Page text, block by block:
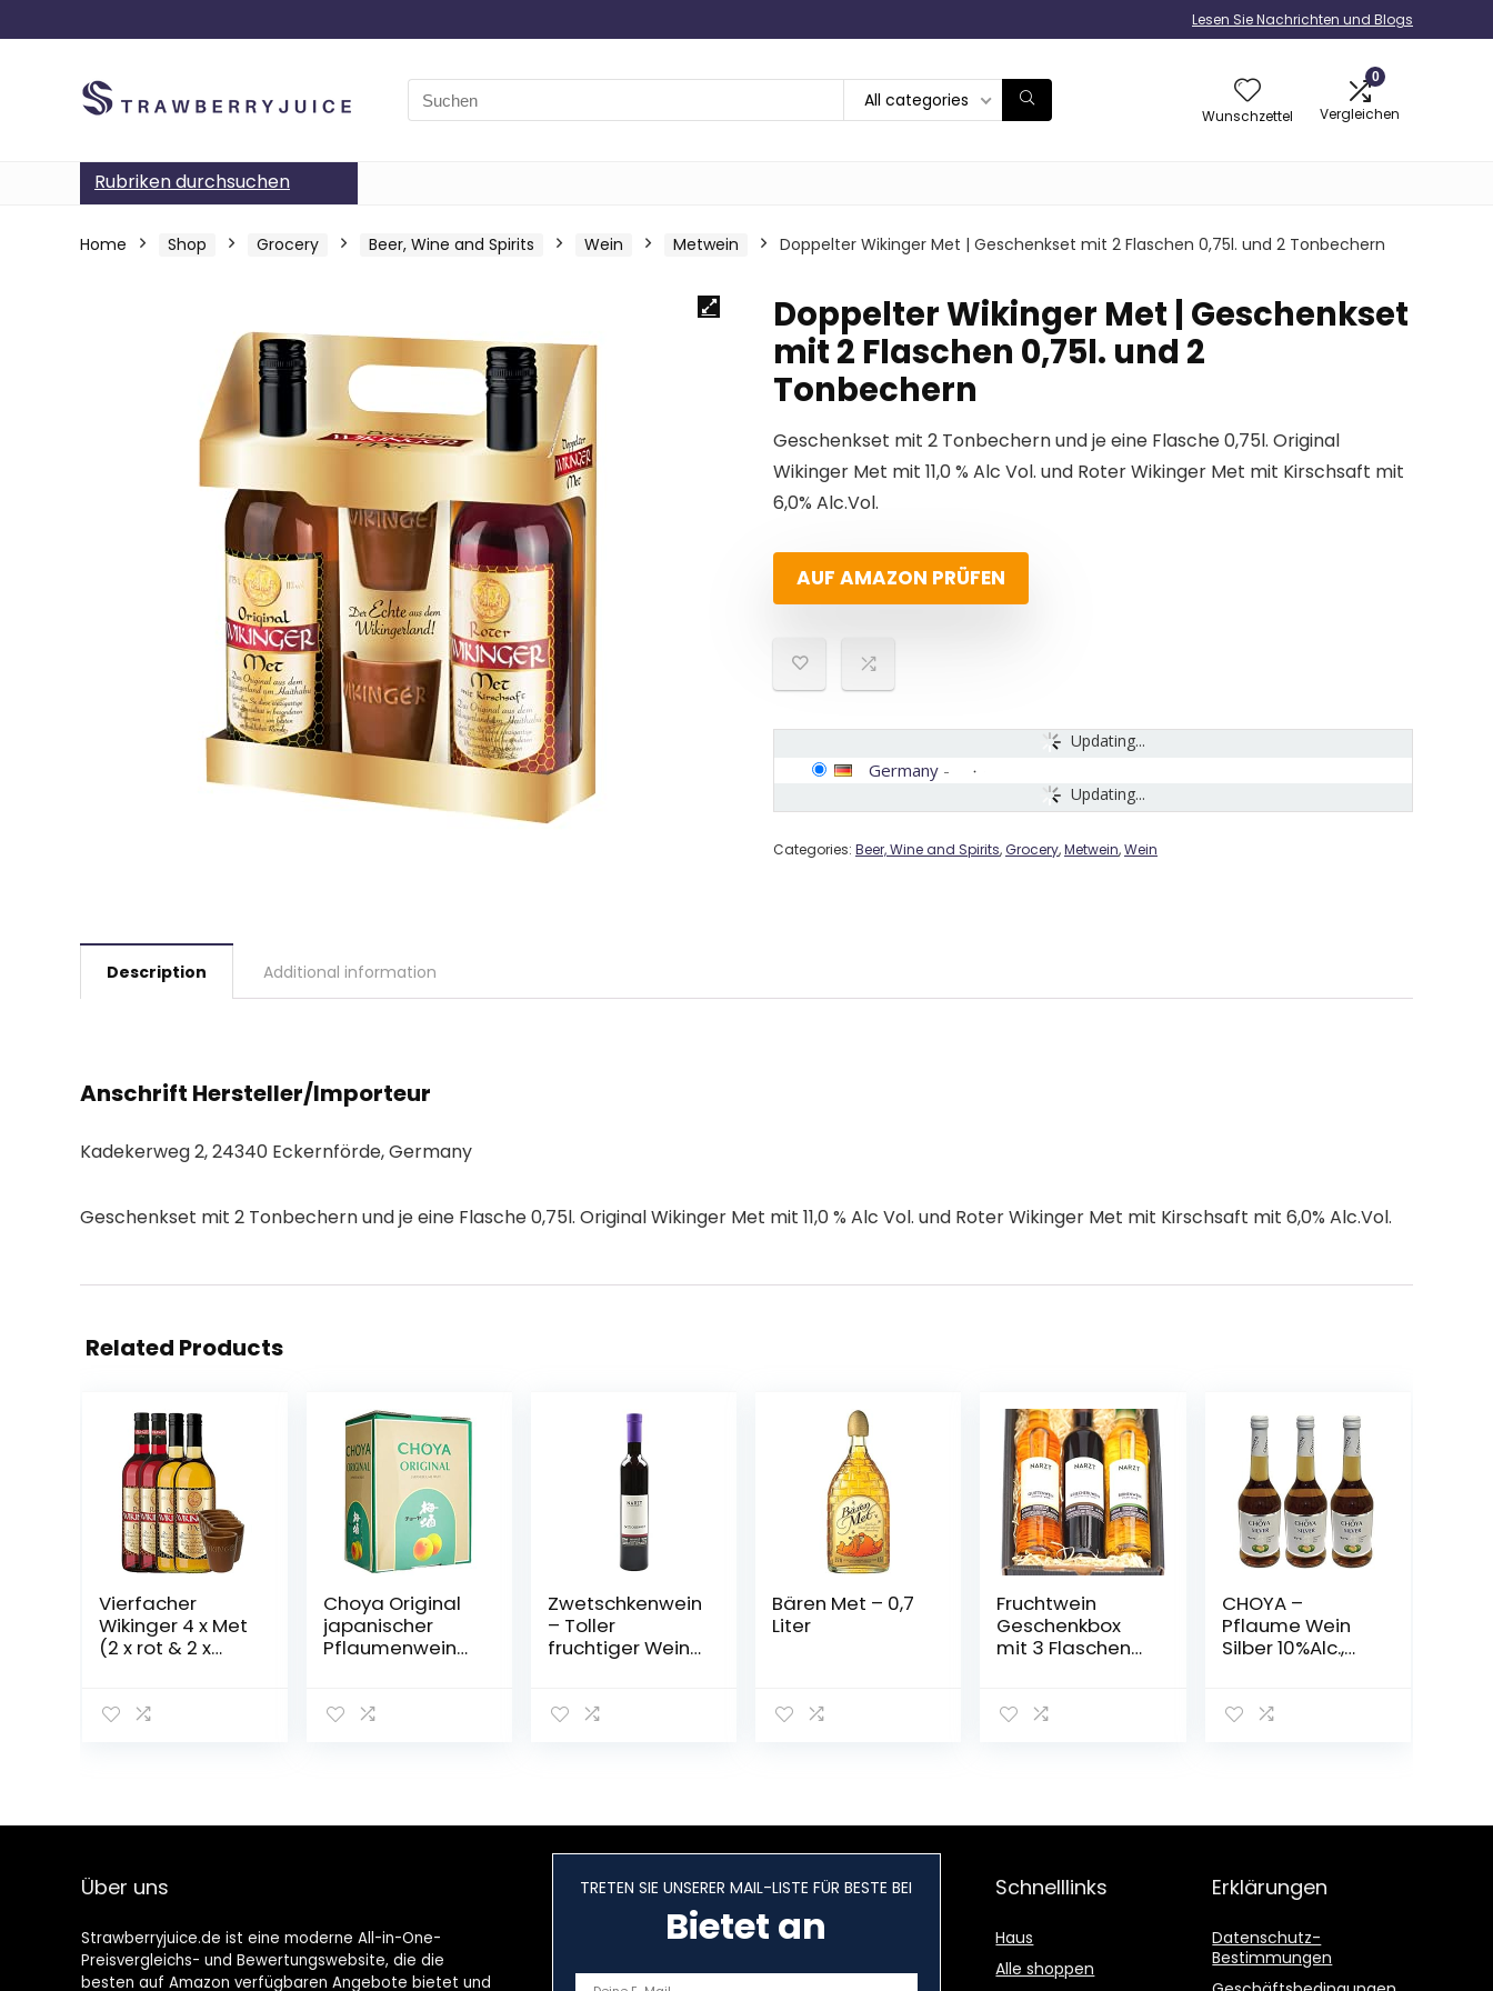
Lesen Sie Nachrichten und Blogs
Search
for:
All categories
Wunschzettel
0
Vergleichen
Rubriken durchsuchen
Home Shop Grocery Beer, Wine and Spirits Wein Metwein Doppelter Wikinger Met | Geschenkset mit 2 Flaschen 0,75l. und 2 Tonbechern
Doppelter Wikinger Met | Geschenkset
mit 2 Flaschen 0,75l. und 2
Tonbechern
Geschenkset mit 2 Tonbechern und je eine Flasche 0,75l. Original
Wikinger Met mit 11,0 % Alc Vol. und Roter Wikinger Met mit Kirschsaft mit
6,0% Alc.Vol.
AUF AMAZON PRÜFEN
Updating...
Updating...
Germany -
Categories: Beer, Wine and Spirits,Grocery,Metwein,Wein
Description Additional information
Anschrift Hersteller/Importeur
Kadekerweg 2, 24340 Eckernförde, Germany
Geschenkset mit 2 Tonbechern und je eine Flasche 0,75l. Original Wikinger Met mit 11,0 % Alc Vol. und Roter Wikinger Met mit Kirschsaft mit 6,0% Alc.Vol.
Related Products
Vierfacher
Wikinger 4 x Met
(2 x rot & 2 x
Choya Original
japanischer
Pflaumenwein
Frucht, fruchtig,
Zwetschkenwein
– Toller
fruchtiger Wein
n
Bären Met – 0,7
Liter
Fruchtwein
Geschenkbox
mit 3 Flaschen
– vegan)
CHOYA –
Pflaume Wein
Silber 10%Alc.,
Über uns
Strawberryjuice.de ist eine moderne All-in-One-
Preisvergleichs- und Bewertungswebsite, die die
besten auf Amazon verfügbaren Angebote bietet und
TRETEN SIE UNSERER MAIL-LISTE FÜR BESTE BEI
Bietet an
Schnelllinks
Haus
Alle shoppen
Erklärungen
Datenschutz-
Bestimmungen